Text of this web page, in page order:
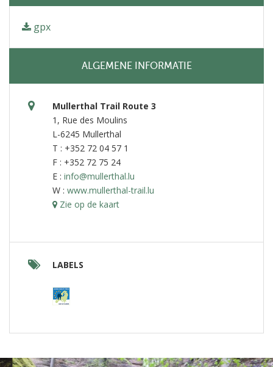
gpx
ALGEMENE INFORMATIE
Mullerthal Trail Route 3
1, Rue des Moulins
L-6245 Mullerthal
T : +352 72 04 57 1
F : +352 72 75 24
E : info@mullerthal.lu
W : www.mullerthal-trail.lu
Zie op de kaart
LABELS